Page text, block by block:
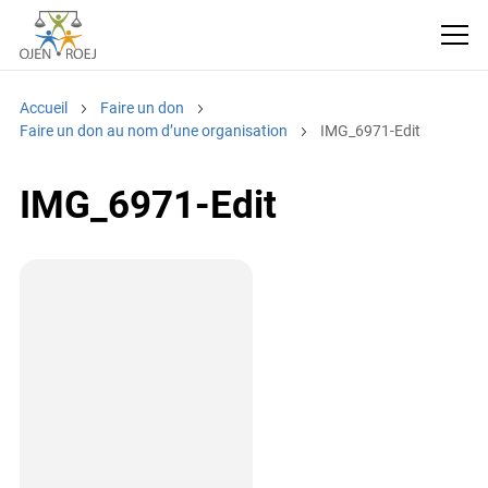
Accueil
Faire un don
Faire un don au nom d’une organisation
IMG_6971-Edit
IMG_6971-Edit